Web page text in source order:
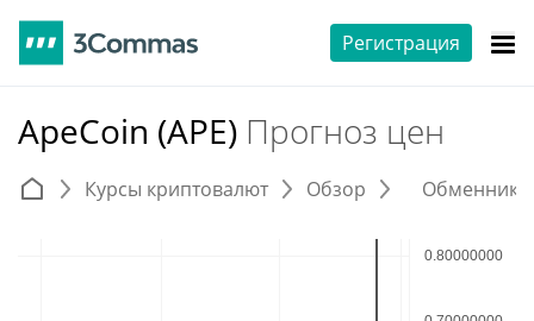
Регистрация
ApeCoin (APE) Прогноз цен
Курсы криптовалют Обзор